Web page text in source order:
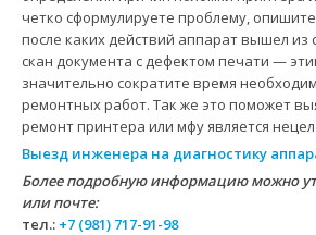
четко сформулируете проблему,
после каких действий аппарат вышел из
скан документа с дефектом печати —
значительно сократите время
ремонтных работ. Так же это поможет
ремонт принтера или мфу является
Выезд инженера на диагностику
Более подробную информацию можно
или почте:
тел.: +7 (981) 717-91-98